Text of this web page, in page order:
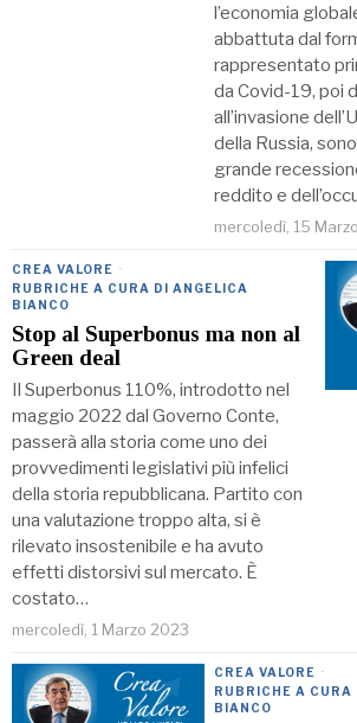
l’economia
abbattuta dal
rappresentato
da Covid-19, poi
all’invasione
della Russia,
grande
reddito e
mercoledì, 15
CREA VALORE ·
RUBRICHE A CURA DI ANGELICA
BIANCO
Stop al Superbonus ma non al
Green deal
Il Superbonus 110%, introdotto nel
maggio 2022 dal Governo Conte,
passerà alla storia come uno dei
provvedimenti legislativi più infelici
della storia repubblicana. Partito con
una valutazione troppo alta, si è
rilevato insostenibile e ha avuto
effetti distorsivi sul mercato. È
costato…
mercoledì, 1 Marzo 2023
CREA VALORE ·
RUBRICHE A CURA
BIANCO